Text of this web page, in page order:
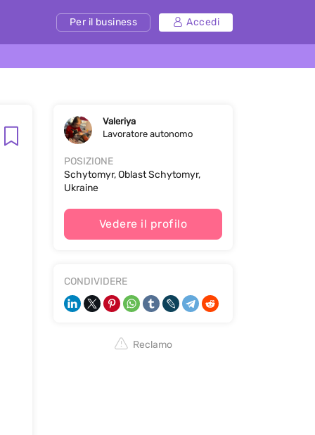
Per il business Accedi
Valeriya
Lavoratore autonomo
POSIZIONE
Schytomyr, Oblast Schytomyr,
Ukraine
Vedere il profilo
CONDIVIDERE
Reclamo